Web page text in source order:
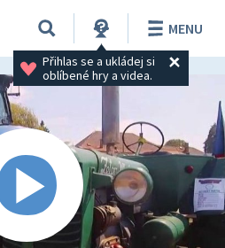
Přihlas se a ukládej si
oblíbené hry a videa.
MENU